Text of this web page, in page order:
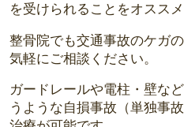
を受けられることをオススメ
整骨院でも交通事故のケガ
気軽にご相談ください。
ガードレールや電柱・壁な
うような自損事故（単独事